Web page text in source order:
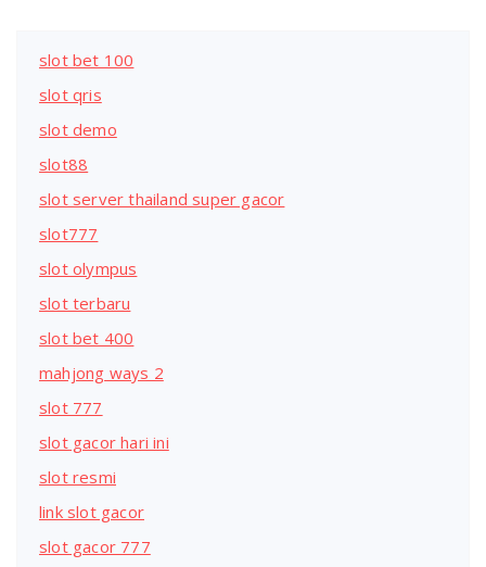
slot bet 100
slot qris
slot demo
slot88
slot server thailand super gacor
slot777
slot olympus
slot terbaru
slot bet 400
mahjong ways 2
slot 777
slot gacor hari ini
slot resmi
link slot gacor
slot gacor 777